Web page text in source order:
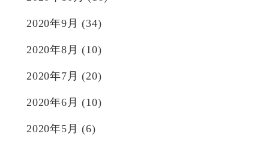
2020年9月 (34)
2020年8月 (10)
2020年7月 (20)
2020年6月 (10)
2020年5月 (6)